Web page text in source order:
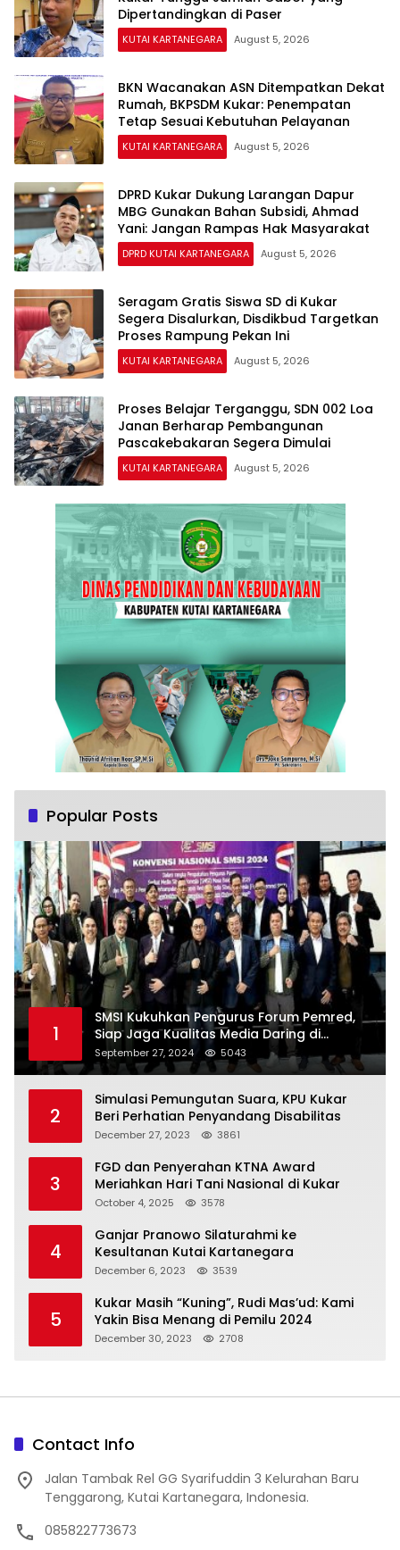
Dipertandingkan di Paser
KUTAI KARTANEGARA August 5, 2026
BKN Wacanakan ASN Ditempatkan Dekat
Rumah, BKPSDM Kukar: Penempatan
Tetap Sesuai Kebutuhan Pelayanan
KUTAI KARTANEGARA August 5, 2026
DPRD Kukar Dukung Larangan Dapur
MBG Gunakan Bahan Subsidi, Ahmad
Yani: Jangan Rampas Hak Masyarakat
DPRD KUTAI KARTANEGARA August 5, 2026
Seragam Gratis Siswa SD di Kukar
Segera Disalurkan, Disdikbud Targetkan
Proses Rampung Pekan Ini
KUTAI KARTANEGARA August 5, 2026
Proses Belajar Terganggu, SDN 002 Loa
Janan Berharap Pembangunan
Pascakebakaran Segera Dimulai
KUTAI KARTANEGARA August 5, 2026
Popular Posts
1
SMSI Kukuhkan Pengurus Forum Pemred,
Siap Jaga Kualitas Media Daring di
Indonesia
September 27, 2024 5043
2
Simulasi Pemungutan Suara, KPU Kukar
Beri Perhatian Penyandang Disabilitas
December 27, 2023 3861
3
FGD dan Penyerahan KTNA Award
Meriahkan Hari Tani Nasional di Kukar
October 4, 2025 3578
4
Ganjar Pranowo Silaturahmi ke
Kesultanan Kutai Kartanegara
December 6, 2023 3539
5
Kukar Masih “Kuning”, Rudi Mas’ud: Kami
Yakin Bisa Menang di Pemilu 2024
December 30, 2023 2708
Contact Info
Jalan Tambak Rel GG Syarifuddin 3 Kelurahan Baru
Tenggarong, Kutai Kartanegara, Indonesia.
085822773673